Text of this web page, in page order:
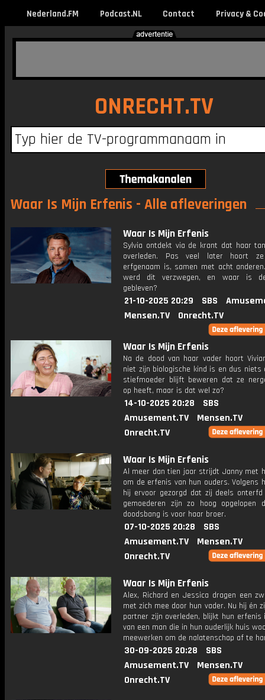
Nederland.FM Podcast.NL Contact Privacy &
ONRECHT.TV
Waar Is Mijn Erfenis - Alle afleveringen
Waar Is Mijn Erfenis
Sylvia ontdekt via de krant dat haar
overleden. Pas veel later hoort
erfgenaam is, samen met acht
werd dit verzwegen, en waar is
gebleven?
21-10-2025 20:29 SBS
Mensen.TV
Onrecht.TV
Waar Is Mijn Erfenis
Na de dood van haar vader hoort
niet zijn biologische kind is en dus niets
stiefmoeder blijft beweren dat ze
op heeft, maar is dat wel zo?
14-10-2025 20:28
SBS
Amusement.TV
Mensen.TV
Onrecht.TV
Waar Is Mijn Erfenis
Al meer dan tien jaar strijdt Janny met
om de erfenis van hun ouders. Volgens
hij ervoor gezorgd dat zij deels onterfd
gemoederen zijn zo hoog opgelopen
doodsbang is voor haar broer.
07-10-2025 20:28
SBS
Amusement.TV
Mensen.TV
Onrecht.TV
Waar Is Mijn Erfenis
Alex, Richard en Jessica dragen een
met zich mee door hun vader. Nu hij én
partner zijn overleden, blijkt hun erfenis
van een man die in hun ouderlijk huis
meewerken om de nalatenschap af te
30-09-2025 20:28
SBS
Amusement.TV
Mensen.TV
Onrecht.TV